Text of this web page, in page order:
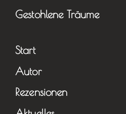
Gestohlene Träume
Start
Autor
Rezensionen